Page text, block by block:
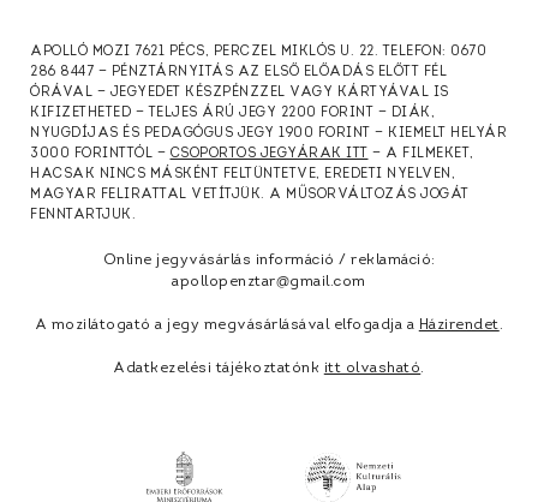
APOLLÓ MOZI 7621 PÉCS, PERCZEL MIKLÓS U. 22. TELEFON: 0670
286 8447 — PÉNZTÁRNYITÁS AZ ELSŐ ELŐADÁS ELŐTT FÉL
ÓRÁVAL — JEGYEDET KÉSZPÉNZZEL VAGY KÁRTYÁVAL IS
KIFIZETHETED — TELJES ÁRÚ JEGY 2200 FORINT — DIÁK,
NYUGDÍJAS ÉS PEDAGÓGUS JEGY 1900 FORINT — KIEMELT HELYÁR
3000 FORINTTÓL — CSOPORTOS JEGYÁRAK ITT
— A FILMEKET,
HACSAK NINCS MÁSKÉNT FELTÜNTETVE, EREDETI NYELVEN,
MAGYAR FELIRATTAL VETÍTJÜK. A MŰSORVÁLTOZÁS JOGÁT
FENNTARTJUK.
Online jegyvásárlás információ / reklamáció:
apollopenztar@gmail.com
A mozilátogató a jegy megvásárlásával elfogadja a Házirendet.
Adatkezelési tájékoztatónk itt olvasható.